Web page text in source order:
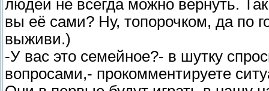
людей не всегда можно вернуть.
вы её сами? Ну, топорочком, да по
выживи.)
-У вас это семейное?- в шутку
вопросами,- прокомментируете